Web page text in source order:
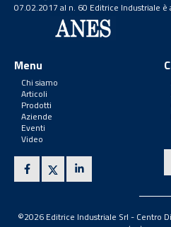
07.02.2017 al n. 60 Editrice Industriale è
Menu
Chi siamo
Articoli
Prodotti
Aziende
Eventi
Video
©2026 Editrice Industriale Srl - Centro